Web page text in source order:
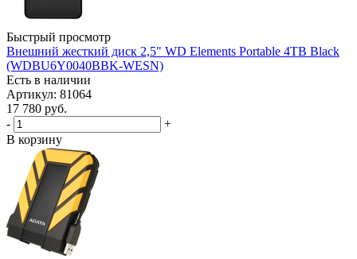
Быстрый просмотр
Внешний жесткий диск 2,5" WD Elements Portable 4TB Black
(WDBU6Y0040BBK-WESN)
Есть в наличии
Артикул: 81064
17 780 руб.
-
+
В корзину